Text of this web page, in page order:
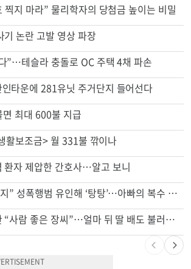
찍지 마라” 물리학자의 당첨금 높이는 비밀
기 논란 고발 영상 파장
”…테슬라 충돌로 OC 주택 4채 파손
타운에 281유닛 주거단지 들어선다
최대 600불 지급
활보조금> 월 331불 깎이나
환자 제압한 간호사…알고 보니
“내 딸 건드렸지” 성폭행범 유인해 ‘탕탕’…아빠의 복수 결말
엄마 성폭행한 “사람 좋은 장씨”…얼마 뒤 딸 배도 불러왔다